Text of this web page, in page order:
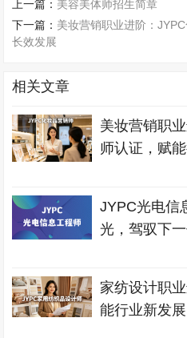
上一篇： 美容美体师招生简章
下一篇： 美妆营销职业进阶：
长效发展
相关文章
美妆营销职
师认证，赋
JYPC光电信
光，驾驭下
家纺设计职
能行业新发展